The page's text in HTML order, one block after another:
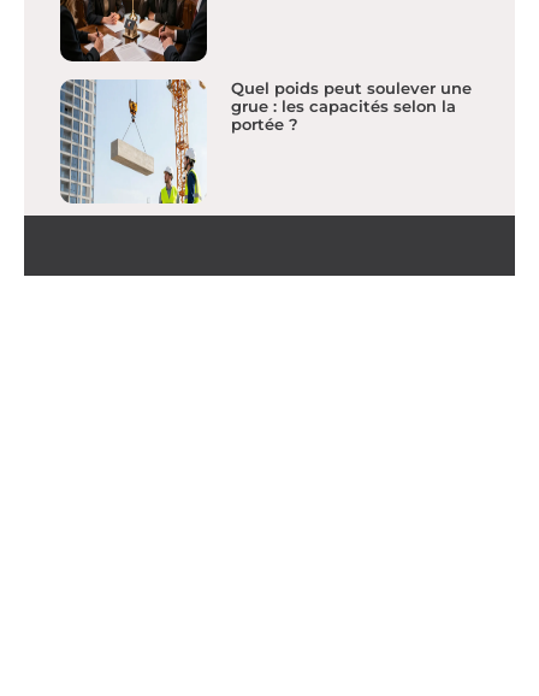
Quel poids peut soulever une
grue : les capacités selon la
portée ?